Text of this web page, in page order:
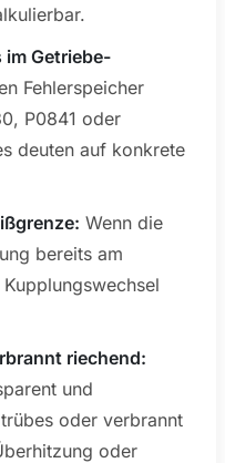
im Getriebe-
Fehlerspeicher
P0841 oder
deuten auf konkrete
Wenn die
bereits am
riechend:
und
oder verbrannt
oder